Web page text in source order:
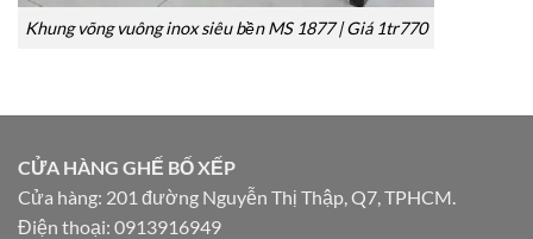
Khung võng vuông inox siêu bền MS 1877 | Giá 1tr770
CỬA HÀNG GHẾ BỐ XẾP
Cửa hàng: 201 đường Nguyễn Thị Thập, Q7, TPHCM.
Điện thoại: 0913916949